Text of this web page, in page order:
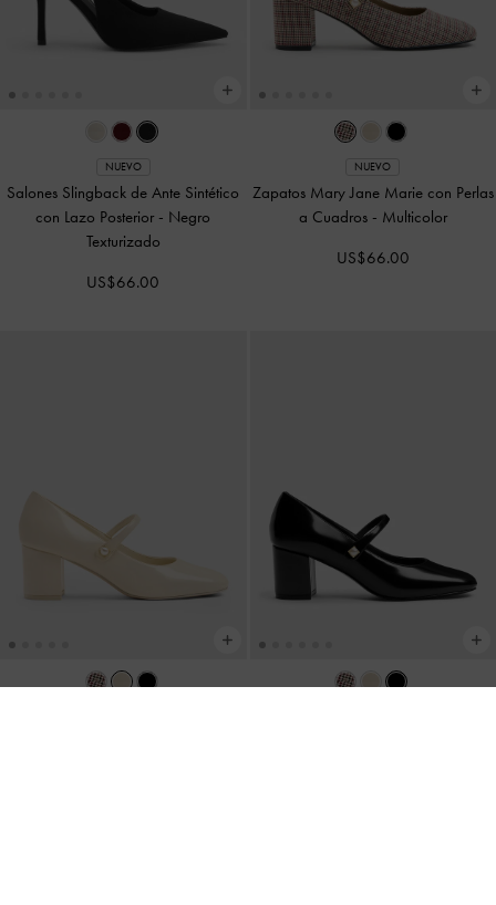
NUEVO
Salones Slingback de Ante Sintético
con Lazo Posterior - Negro
Texturizado
US$66.00
NUEVO
Zapatos Mary Jane Marie con Perlas
a Cuadros - Multicolor
US$66.00